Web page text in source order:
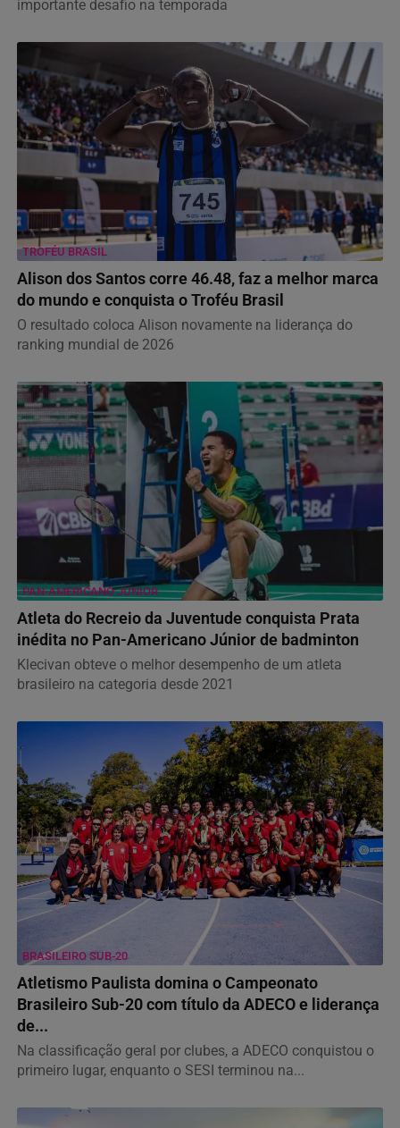
importante desafio na temporada
TROFÉU BRASIL
Alison dos Santos corre 46.48, faz a melhor marca
do mundo e conquista o Troféu Brasil
O resultado coloca Alison novamente na liderança do
ranking mundial de 2026
PAN-AMERICANO JÚNIOR
Atleta do Recreio da Juventude conquista Prata
inédita no Pan-Americano Júnior de badminton
Klecivan obteve o melhor desempenho de um atleta
brasileiro na categoria desde 2021
BRASILEIRO SUB-20
Atletismo Paulista domina o Campeonato
Brasileiro Sub-20 com título da ADECO e liderança
de...
Na classificação geral por clubes, a ADECO conquistou o
primeiro lugar, enquanto o SESI terminou na...